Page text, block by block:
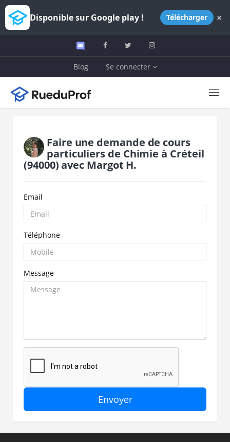
Disponible sur Google play ! Télécharger ×
Blog Se connecter
Faire une demande de cours
particuliers de Chimie à Créteil
(94000)avec Margot H.
Email
Téléphone
Message
Envoyer